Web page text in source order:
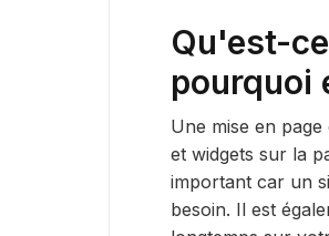
Qu'est-
pourquoi
Une mise en
et widgets sur la
important car un
besoin. Il est